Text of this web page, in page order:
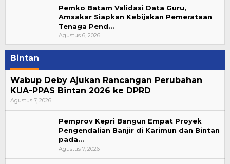
Pemko Batam Validasi Data Guru,
Amsakar Siapkan Kebijakan Pemerataan
Tenaga Pend…
Agustus 6, 2026
Bintan
Wabup Deby Ajukan Rancangan Perubahan
KUA-PPAS Bintan 2026 ke DPRD
Agustus 7, 2026
Pemprov Kepri Bangun Empat Proyek
Pengendalian Banjir di Karimun dan Bintan
pada…
Agustus 7, 2026